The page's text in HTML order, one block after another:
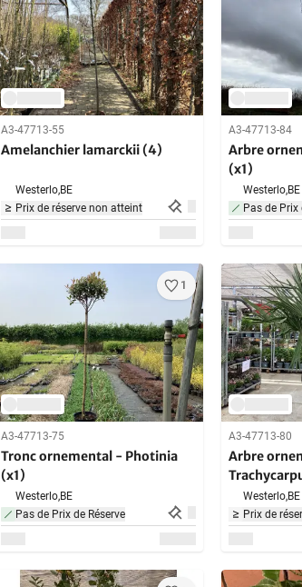
A3-47713-55
Amelanchier lamarckii (4)
Westerlo,BE
Prix de réserve non atteint
A3-47713-84
Arbre
(x1)
Westerlo,BE
Pas de Prix
1
A3-47713-75
Tronc ornemental - Photinia
(x1)
Westerlo,BE
Pas de Prix de Réserve
A3-47713-80
Arbre
Westerlo,BE
Prix de